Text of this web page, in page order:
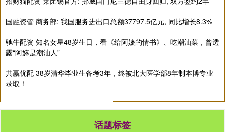
国融资管 商务部: 我国服务进出口总额37797.5亿元, 同比增长8.3%
驰牛配资 知名女星48岁生日，看《给阿嬷的情书》、吃潮汕菜，曾透
露“阿嫲是潮汕人”
共赢优配 38岁清华毕业生备考3年，终被北大医学部8年制本博专业
录取！
话题标签